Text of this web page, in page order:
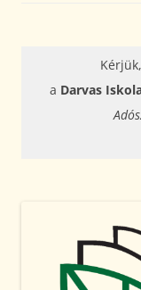
a Darvas